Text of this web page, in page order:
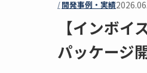
開発事例・実績
【インボ
パッケージ